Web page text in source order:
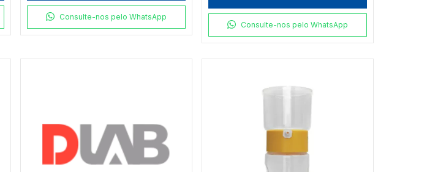
IMAGEM E GENEQUANT
Consulte-nos pelo WhatsApp
Consulte-nos pelo WhatsApp